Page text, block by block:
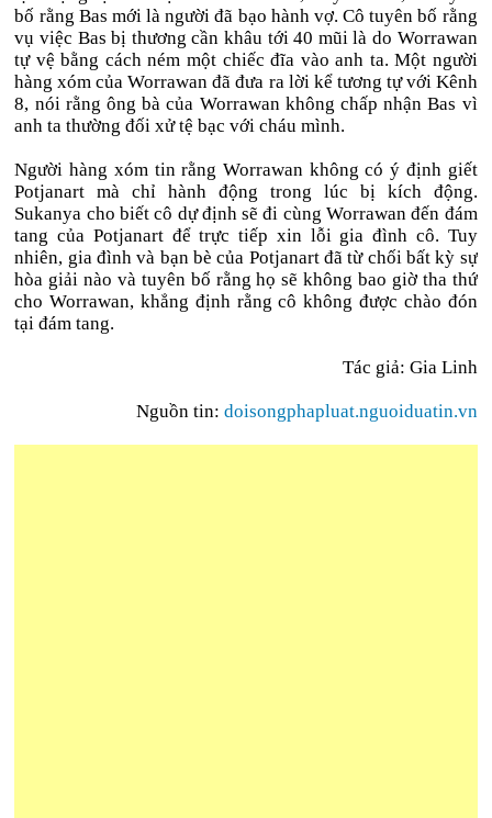
bố rằng Bas mới là người đã bạo hành vợ. Cô tuyên bố rằng
vụ việc Bas bị thương cần khâu tới 40 mũi là do Worrawan
tự vệ bằng cách ném một chiếc đĩa vào anh ta. Một người
hàng xóm của Worrawan đã đưa ra lời kể tương tự với Kênh
8, nói rằng ông bà của Worrawan không chấp nhận Bas vì
anh ta thường đối xử tệ bạc với cháu mình.
Người hàng xóm tin rằng Worrawan không có ý định giết
Potjanart mà chỉ hành động trong lúc bị kích động.
Sukanya cho biết cô dự định sẽ đi cùng Worrawan đến đám
tang của Potjanart để trực tiếp xin lỗi gia đình cô. Tuy
nhiên, gia đình và bạn bè của Potjanart đã từ chối bất kỳ sự
hòa giải nào và tuyên bố rằng họ sẽ không bao giờ tha thứ
cho Worrawan, khẳng định rằng cô không được chào đón
tại đám tang.
Tác giả: Gia Linh
Nguồn tin: doisongphapluat.nguoiduatin.vn